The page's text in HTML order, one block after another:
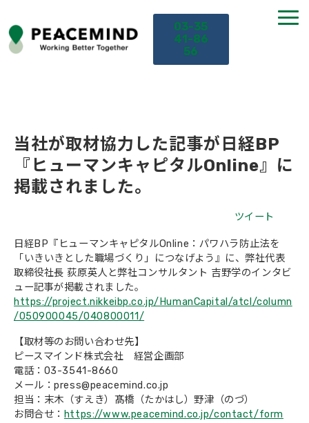
03-35
41-86
56
サービス
課題から探す
お役立ち情報
導入事例
当社が取材協力した記事が日経BP
『ヒューマンキャピタルOnline』に
掲載されました。
ツイート
日経BP『ヒューマンキャピタルOnline：パワハラ防止法を
「いきいきとした職場づくり」につなげよう』に、弊社代表
取締役社長 荻原英人と弊社コンサルタント 吉野学のインタビ
ュー記事が掲載されました。
https://project.nikkeibp.co.jp/HumanCapital/atcl/column
/050900045/040800011/
【取材等のお問い合わせ先】
ピースマインド株式会社 経営企画部
電話：03-3541-8660
メール：press@peacemind.co.jp
担当：末木（すえき）髙橋（たかはし）野津（のづ）
お問合せ： https://www.peacemind.co.jp/contact/form